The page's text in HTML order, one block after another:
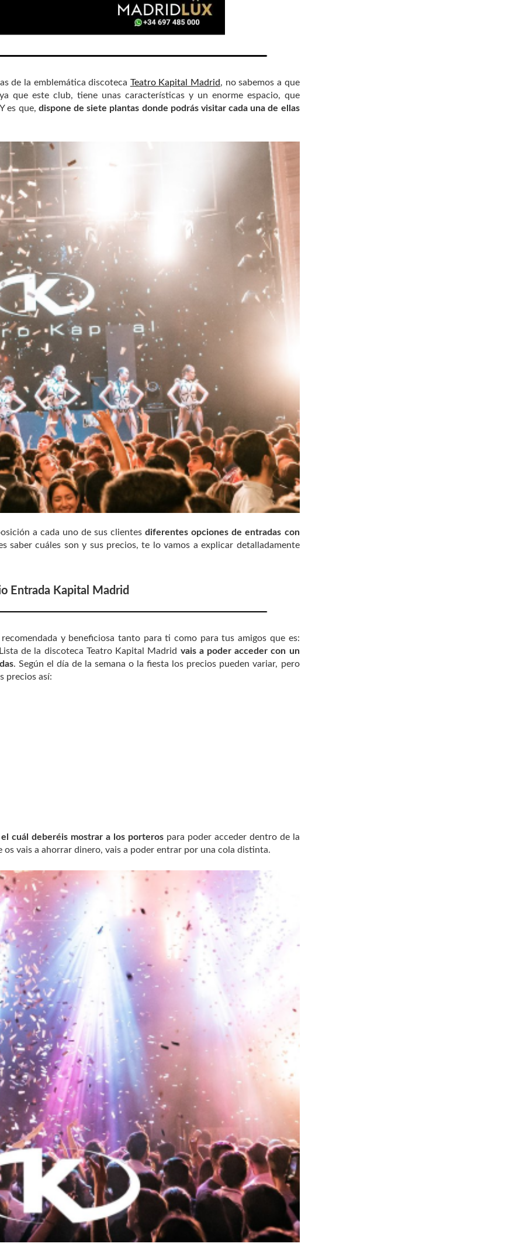
de la emblemática discoteca Teatro Kapital Madrid, no sabemos a que
que este club, tiene unas características y un enorme espacio, que
es que, dispone de siete plantas donde podrás visitar cada una de ellas
a cada uno de sus clientesdiferentes opciones de entradas con
saber cuáles son y sus precios, te lo vamos a explicar detalladamente
Entrada Kapital Madrid
y beneficiosa tanto para ti como para tus amigos que es:
de la discoteca Teatro Kapital Madrid vais a poder acceder con un
. Según el día de la semana o la fiesta los precios pueden variar, pero
precios así:
cuál deberéis mostrar a los porteros para poder acceder dentro de la
vais a ahorrar dinero, vais a poder entrar por una cola distinta.